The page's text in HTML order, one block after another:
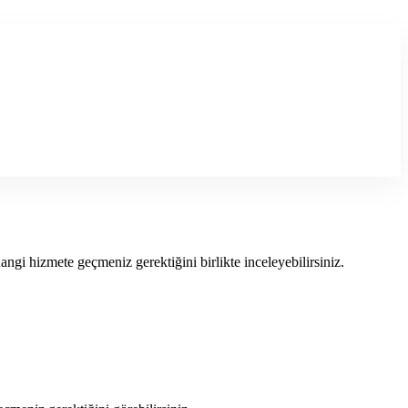
hizmete geçmeniz gerektiğini birlikte inceleyebilirsiniz.